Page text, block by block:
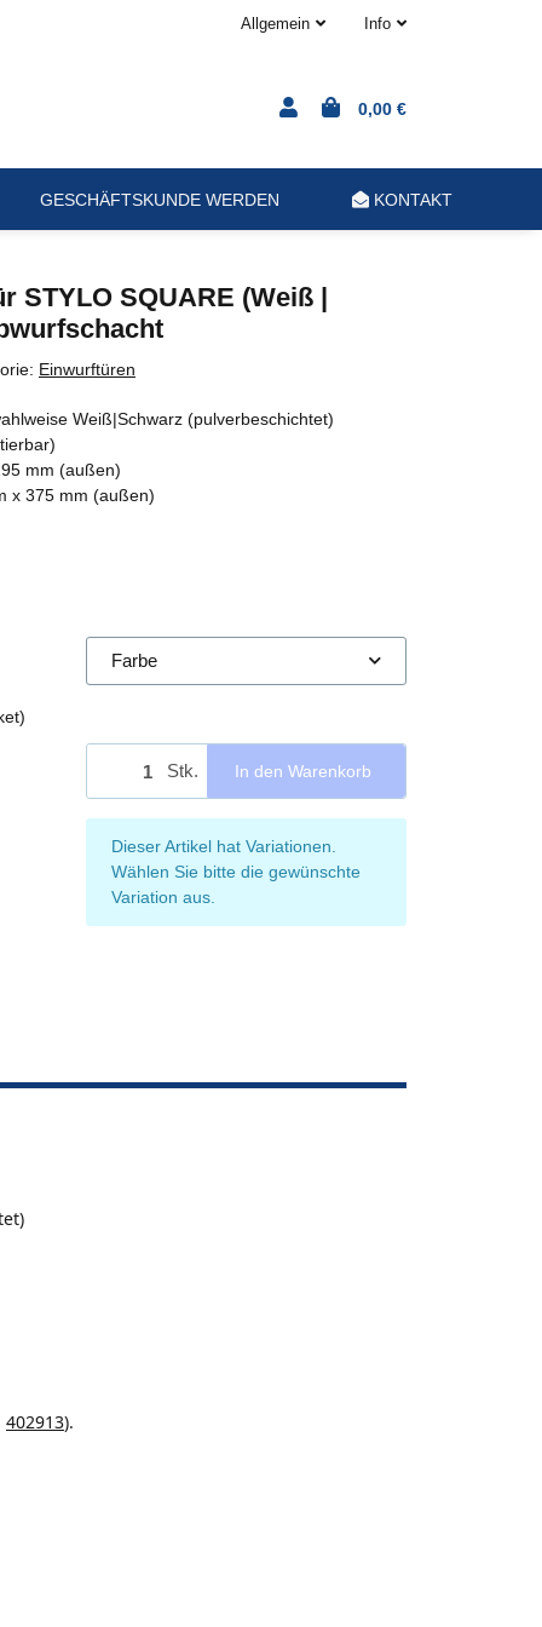
Allgemein Info
0,00 €
GESCHÄFTSKUNDE WERDEN KONTAKT
STYLO SQUARE (Weiß |
Einwurftüren
Weiß|Schwarz (pulverbeschichtet)
mm (außen)
x 375 mm (außen)
Farbe
Stk. In den Warenkorb
x
Dieser Artikel hat Variationen.
Wählen Sie bitte die gewünschte
Variation aus.
402913).